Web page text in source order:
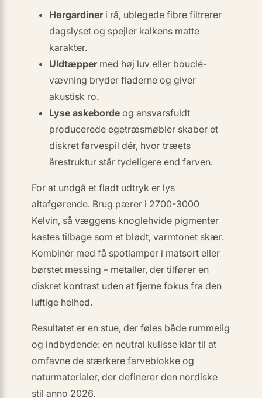
Hørgardineri rå, ublegede fibre filtrerer
dagslyset og spejler kalkens matte
karakter.
Uldtæppermed høj luv eller bouclé-
vævning bryder fladerne og giver
akustisk ro.
Lyse askeborde ogansvarsfuldt
producerede egetræsmøbler skaber et
diskret farvespil dér, hvor træets
årestruktur står tydeligere end farven.
For at undgå et fladt udtryk er lys
altafgørende. Brug pærer i 2700-3000
Kelvin, så væggens knoglehvide pigmenter
kastes tilbage som et blødt, varmtonet skær.
Kombinér med få spotlamper i matsort eller
børstet messing – metaller, der tilfører en
diskret kontrast uden at fjerne fokus fra den
luftige helhed.
Resultatet er en stue, der føles både rummelig
og indbydende: en neutral kulisse klar til at
omfavne de stærkere farveblokke og
naturmaterialer, der definerer den nordiske
stil anno 2026.